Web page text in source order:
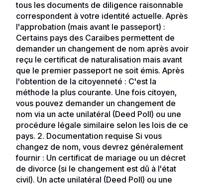
tous les documents de diligence raisonnable
correspondent à votre identité actuelle. Après
l'approbation (mais avant le passeport) :
Certains pays des Caraïbes permettent de
demander un changement de nom après avoir
reçu le certificat de naturalisation mais avant
que le premier passeport ne soit émis. Après
l'obtention de la citoyenneté : C'est la
méthode la plus courante. Une fois citoyen,
vous pouvez demander un changement de
nom via un acte unilatéral (Deed Poll) ou une
procédure légale similaire selon les lois de ce
pays. 2. Documentation requise Si vous
changez de nom, vous devrez généralement
fournir : Un certificat de mariage ou un décret
de divorce (si le changement est dû à l'état
civil). Un acte unilatéral (Deed Poll) ou une